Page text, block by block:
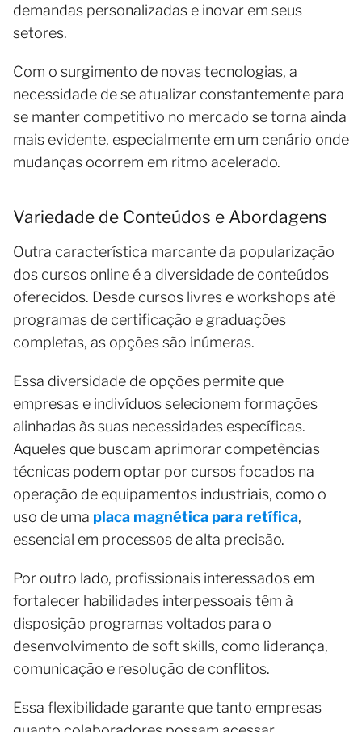
demandas personalizadas e inovar em seus
setores.
Com o surgimento de novas tecnologias, a
necessidade de se atualizar constantemente para
se manter competitivo no mercado se torna ainda
mais evidente, especialmente em um cenário onde
mudanças ocorrem em ritmo acelerado.
Variedade de Conteúdos e Abordagens
Outra característica marcante da popularização
dos cursos online é a diversidade de conteúdos
oferecidos. Desde cursos livres e workshops até
programas de certificação e graduações
completas, as opções são inúmeras.
Essa diversidade de opções permite que
empresas e indivíduos selecionem formações
alinhadas às suas necessidades específicas.
Aqueles que buscam aprimorar competências
técnicas podem optar por cursos focados na
operação de equipamentos industriais, como o
uso de uma placa magnética para retífica,
essencial em processos de alta precisão.
Por outro lado, profissionais interessados em
fortalecer habilidades interpessoais têm à
disposição programas voltados para o
desenvolvimento de soft skills, como liderança,
comunicação e resolução de conflitos.
Essa flexibilidade garante que tanto empresas